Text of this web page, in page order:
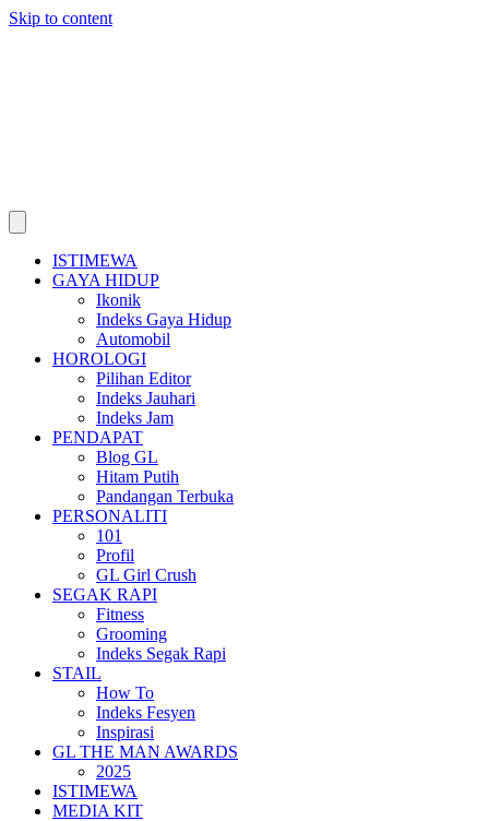
Skip to content
ISTIMEWA
GAYA HIDUP
Ikonik
Indeks Gaya Hidup
Automobil
HOROLOGI
Pilihan Editor
Indeks Jauhari
Indeks Jam
PENDAPAT
Blog GL
Hitam Putih
Pandangan Terbuka
PERSONALITI
101
Profil
GL Girl Crush
SEGAK RAPI
Fitness
Grooming
Indeks Segak Rapi
STAIL
How To
Indeks Fesyen
Inspirasi
GL THE MAN AWARDS
2025
ISTIMEWA
MEDIA KIT